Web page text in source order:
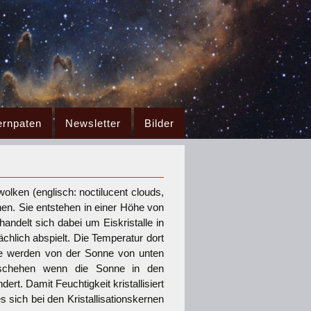
Newsletter Bilder
(englisch: noctilucent clouds,
Sie entstehen in einer Höhe von
sich dabei um Eiskristalle in
abspielt. Die Temperatur dort
von der Sonne von unten
wenn die Sonne in den
Damit Feuchtigkeit kristallisiert
sich bei den Kristallisationskernen